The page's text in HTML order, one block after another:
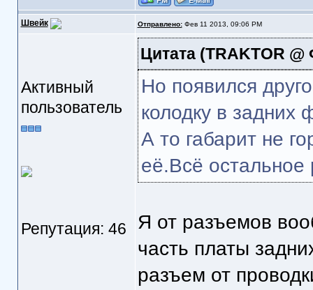
Швейк Отправлено:Фев 11 2013, 09:06 PM
Активный
пользователь
Репутация: 46
Цитата(TRAKTOR @
Но появился
колодку в задних
А то габарит не
её.Всё остальное
Я от разъемов
часть платы
разъем от